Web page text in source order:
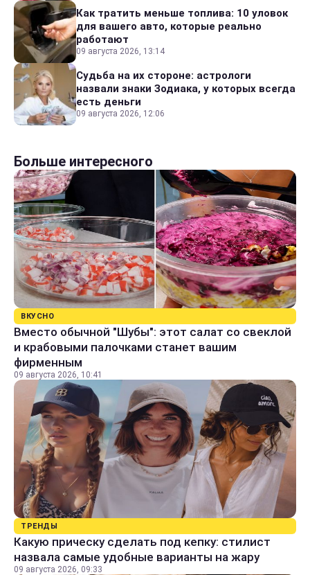
Как тратить меньше топлива: 10 уловок
для вашего авто, которые реально
работают
09 августа 2026, 13:14
Судьба на их стороне: астрологи
назвали знаки Зодиака, у которых всегда
есть деньги
09 августа 2026, 12:06
Больше интересного
ВКУСНО
Вместо обычной "Шубы": этот салат со свеклой
и крабовыми палочками станет вашим
фирменным
09 августа 2026, 10:41
ТРЕНДЫ
Какую прическу сделать под кепку: стилист
назвала самые удобные варианты на жару
09 августа 2026, 09:33